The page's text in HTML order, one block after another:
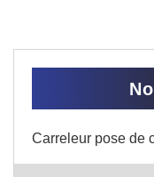
Carreleur pose de